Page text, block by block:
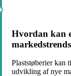
Hvordan kan
Plaststøberier kan
udvikling af nye